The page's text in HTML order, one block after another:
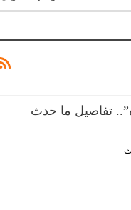
تفاصيل ما حدث